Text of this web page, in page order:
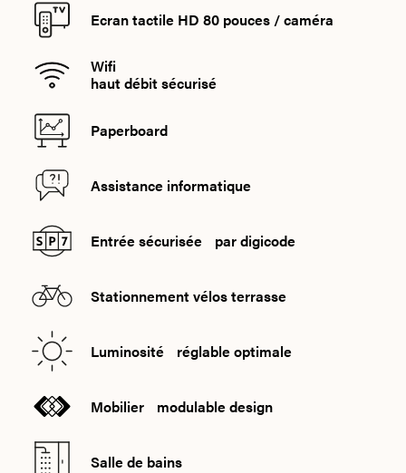
Ecran tactile HD 80 pouces / caméra
Wifi
haut débit sécurisé
Paperboard
Assistance informatique
Entrée sécurisée par digicode
Stationnement vélos terrasse
Luminosité réglable optimale
Mobilier modulable design
Salle de bains